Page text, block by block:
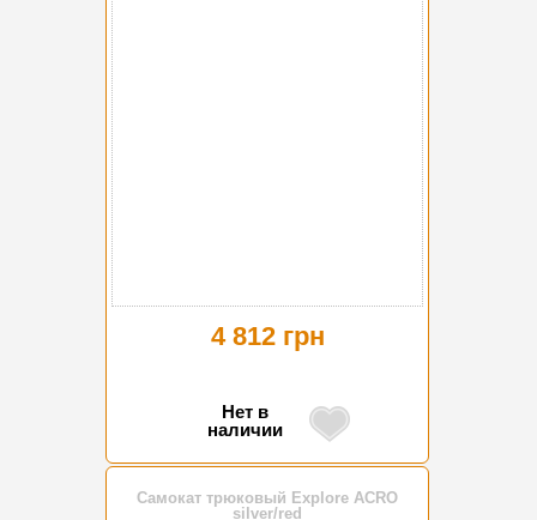
4 812 грн
Нет в
наличии
Самокат трюковый Explore ACRO
silver/red